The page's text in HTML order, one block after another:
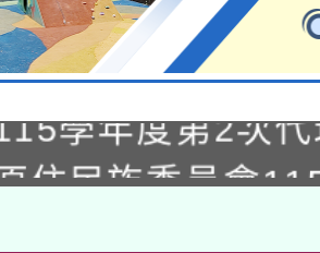
學年度第1次
招考甄選結果公
學年度第2次
甄選結果公告(
住民族委員會